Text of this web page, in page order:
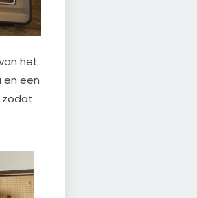
het
en een
zodat